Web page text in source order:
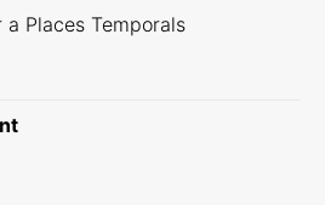
Places Temporals